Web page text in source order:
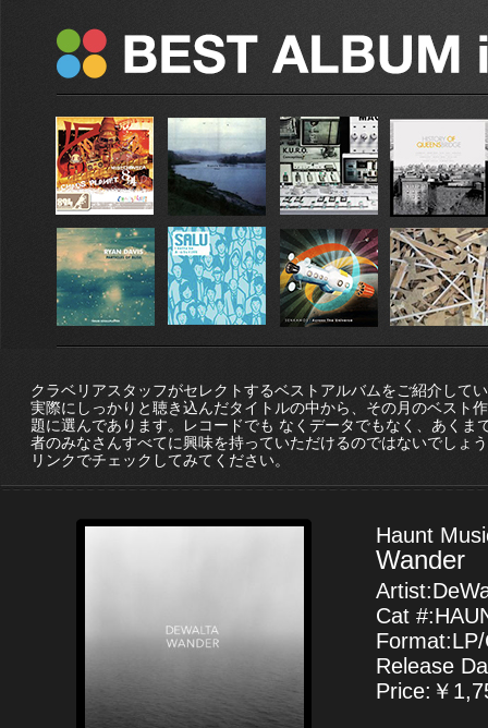
クラベリアスタッフがセレクトするベストアルバムをご紹介して
実際にしっかりと聴き込んだタイトルの中から、その月のベスト
題に選んであります。レコードでも なくデータでもなく、あく
者のみなさんすべてに興味を持っていただけるのではないでしょ
リンクでチェックしてみてください。
Haunt
Wander
Cat
Release
Price:￥